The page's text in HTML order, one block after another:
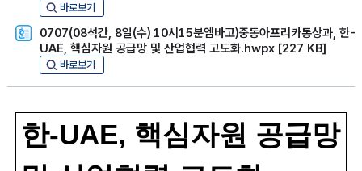
바로보기
0707(08석간, 8일(수) 10시15분엠바고)중동아프리카통상과, 한-
UAE, 핵심자원 공급망 및 산업협력 고도화.hwpx [227 KB]
바로보기
한-UAE, 핵심자원 공급망